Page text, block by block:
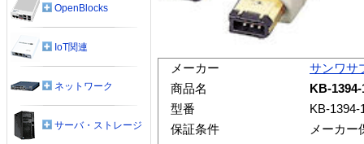
メーカー
サンワサ
商品名
KB-
型番
KB-1394-
保証条件
メーカー
OpenBlocks
IoT関連
ネットワーク
サーバ・ストレージ